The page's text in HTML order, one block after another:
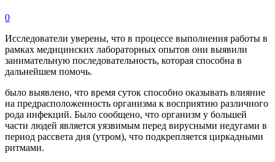
0
Исследователи уверены, что в процессе выполнения работы в
рамках медицинских лабораторных опытов они выявили
занимательную последовательность, которая способна в
дальнейшем помочь.
было выявлено, что время суток способно оказывать влияние
на предрасположенность организма к восприятию различного
рода инфекций. Было сообщено, что организм у большей
части людей является уязвимым перед вирусными недугами в
период рассвета дня (утром), что подкрепляется циркадными
ритмами.